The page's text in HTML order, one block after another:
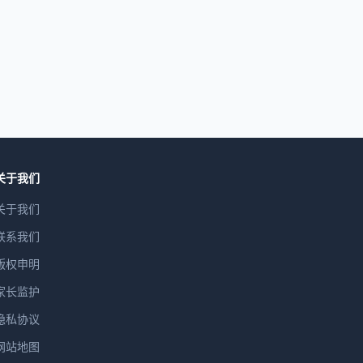
于我们
于我们
系我们
权申明
长监护
私协议
站地图